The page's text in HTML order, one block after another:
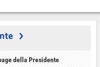
della Presidente